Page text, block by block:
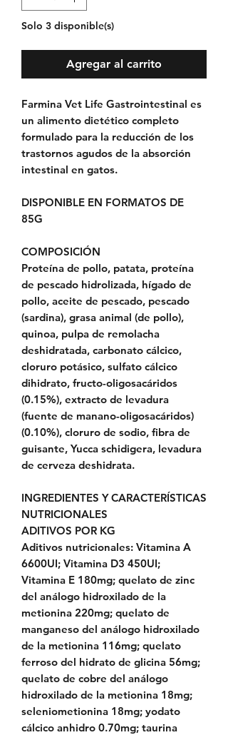
Solo 3 disponible(s)
Agregar al carrito
Farmina Vet Life Gastrointestinal es
un alimento dietético completo
formulado para la reducción de los
trastornos agudos de la absorción
intestinal en gatos.
DISPONIBLE EN FORMATOS DE
85G
COMPOSICIÓN
Proteína de pollo, patata, proteína
de pescado hidrolizada, hígado de
pollo, aceite de pescado, pescado
(sardina), grasa animal (de pollo),
quinoa, pulpa de remolacha
deshidratada, carbonato cálcico,
cloruro potásico, sulfato cálcico
dihidrato, fructo-oligosacáridos
(0.15%), extracto de levadura
(fuente de manano-oligosacáridos)
(0.10%), cloruro de sodio, fibra de
guisante, Yucca schidigera, levadura
de cerveza deshidrata.
INGREDIENTES Y CARACTERÍSTICAS
NUTRICIONALES
ADITIVOS POR KG
Aditivos nutricionales: Vitamina A
6600UI; Vitamina D3 450UI;
Vitamina E 180mg; quelato de zinc
del análogo hidroxilado de la
metionina 220mg; quelato de
manganeso del análogo hidroxilado
de la metionina 116mg; quelato
ferroso del hidrato de glicina 56mg;
quelato de cobre del análogo
hidroxilado de la metionina 18mg;
seleniometionina 18mg; yodato
cálcico anhidro 0.70mg; taurina